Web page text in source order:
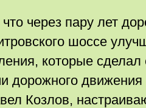
через пару лет
шоссе
которые сделал
дорожного движения
Козлов,